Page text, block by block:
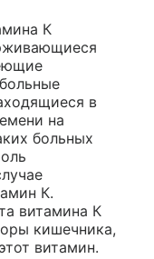
К
в
на
больных
К.
витамина К
кишечника,
витамин.